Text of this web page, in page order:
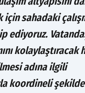
sahadaki
ediyoruz.
kolaylaştıracak
adına ilgili
koordineli şekilde